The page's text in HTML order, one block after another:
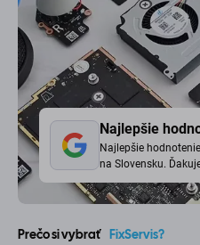
Najlepšie
Najlepšie
na Slovensku.
Prečo si vybrať FixServis?